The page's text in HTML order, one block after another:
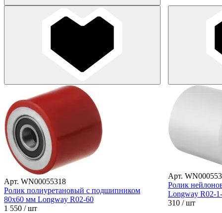
Арт. WN00055318
Ролик полиуретановый с подшипником
80х60 мм Longway R02-60
1 550 / шт
Арт.
Ролик
Longway R02-
310 / шт